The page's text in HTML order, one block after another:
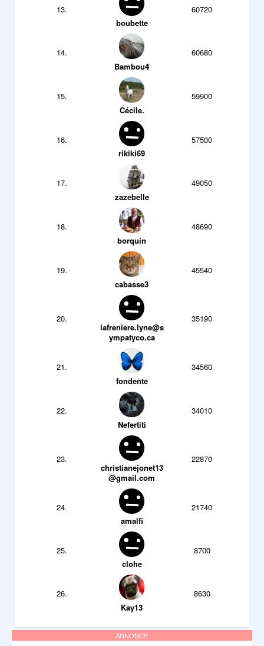
13.
boubette
60720
14.
Bambou4
60680
15.
Cécile.
59900
16.
rikiki69
57500
17.
zazebelle
49050
18.
borquin
48690
19.
cabasse3
45540
20.
lafreniere.lyne@s
ympatyco.ca
35190
21.
fondente
34560
22.
Nefertiti
34010
23.
christianejonet13
@gmail.com
22870
24.
amalfi
21740
25.
clohe
8700
26.
Kay13
8630
ANNONCE